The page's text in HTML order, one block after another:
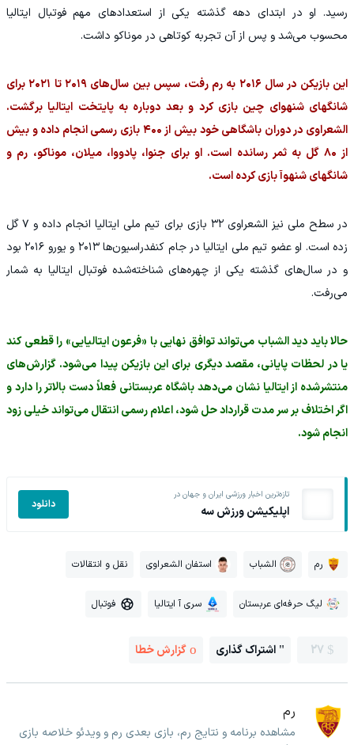
رسید. او در ابتدای دهه گذشته یکی از استعدادهای مهم فوتبال ایتالیا
محسوب می‌شد و پس از آن تجربه کوتاهی در موناکو داشت.
این بازیکن در سال ۲۰۱۶ به رم رفت، سپس بین سال‌های ۲۰۱۹ تا ۲۰۲۱ برای
شانگهای شنهوای چین بازی کرد و بعد دوباره به پایتخت ایتالیا برگشت.
الشعراوی در دوران باشگاهی خود بیش از ۴۰۰ بازی رسمی انجام داده و بیش
از ۸۰ گل به ثمر رسانده است. او برای جنوا، پادووا، میلان، موناکو، رم و
شانگهای شنهوآ بازی کرده است.
در سطح ملی نیز الشعراوی ۳۲ بازی برای تیم ملی ایتالیا انجام داده و ۷ گل
زده است. او عضو تیم ملی ایتالیا در جام کنفدراسیون‌ها ۲۰۱۳ و یورو ۲۰۱۶ بود
و در سال‌های گذشته یکی از چهره‌های شناخته‌شده فوتبال ایتالیا به شمار
می‌رفت.
حالا باید دید الشباب می‌تواند توافق نهایی با «فرعون ایتالیایی» را قطعی کند
یا در لحظات پایانی، مقصد دیگری برای این بازیکن پیدا می‌شود. گزارش‌های
منتشرشده از ایتالیا نشان می‌دهد باشگاه عربستانی فعلاً دست بالاتر را دارد و
اگر اختلاف بر سر مدت قرارداد حل شود، اعلام رسمی انتقال می‌تواند خیلی زود
انجام شود.
تازه‌ترین اخبار ورزشی ایران و جهان در
اپلیکیشن ورزش سه دانلود
رم الشباب استفان الشعراوی نقل و انتقالات
لیگ حرفه‌ای عربستان سری آ ایتالیا فوتبال
27 اشتراک گذاری گزارش خطا
رم
مشاهده برنامه و نتایج رم، بازی بعدی رم و ویدئو خلاصه بازی